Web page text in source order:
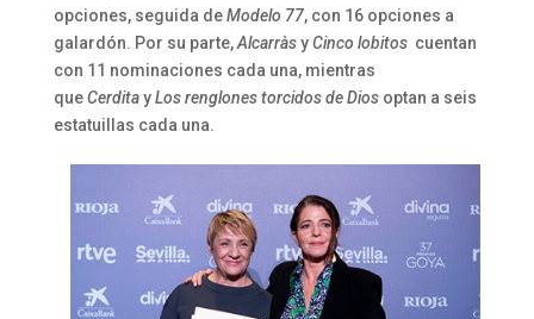
opciones, seguida deModelo 77, con 16 opciones a
galardón. Por su parte,AlcarràsyCinco lobitoscuentan
con 11 nominaciones cada una, mientras
queCerditayLos renglones torcidos de Diosoptan a seis
estatuillas cada una.